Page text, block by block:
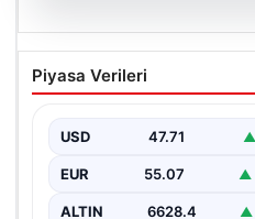
06.08.2026
Ahmet Metin
forma
geldi” İddialar gerçek
dışıdır”
Piyasa Verileri
USD 47.71 ▲
EUR 55.07 ▲
ALTIN 6628.4 ▲